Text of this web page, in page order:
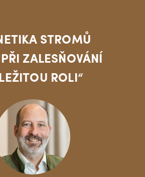
STROMŮ
ZALESŇOVÁNÍ
ROLI“